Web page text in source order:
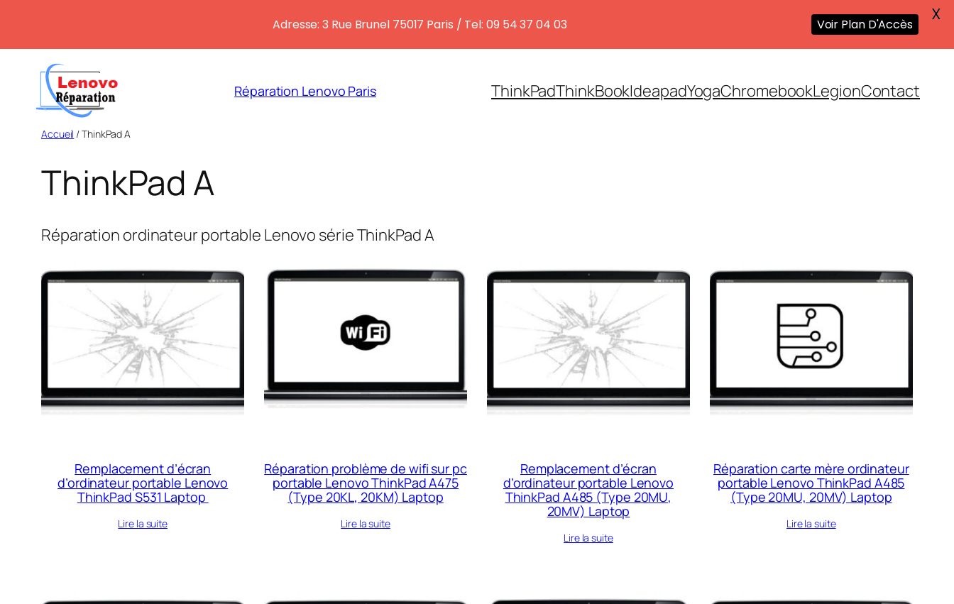
contenu
Réparation Lenovo Paris ThinkPadThinkBookIdeapadYogaChromebookLegionContact
Accueil / ThinkPad A
ThinkPad A
Réparation ordinateur portable Lenovo série ThinkPad A
Remplacement d’écran
d’ordinateur portable Lenovo
ThinkPad S531 Laptop
Lire la suite
Réparation problème de wifi sur pc
portable Lenovo ThinkPad A475
(Type 20KL, 20KM) Laptop
Lire la suite
Remplacement d’écran
d’ordinateur portable Lenovo
ThinkPad A485 (Type 20MU,
20MV) Laptop
Lire la suite
Réparation carte mère ordinateur
portable Lenovo ThinkPad A485
(Type 20MU, 20MV) Laptop
Lire la suite
Adresse: 3 Rue Brunel 75017 Paris / Tel: 09 54 37 04 03 Voir Plan D'Accès X